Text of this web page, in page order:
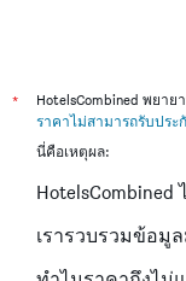
*
HotelsCombined พยา
ราคาไม่สามารถรับประ
นี่คือเหตุผล:
HotelsCombined
เรารวบรวมข้อมู